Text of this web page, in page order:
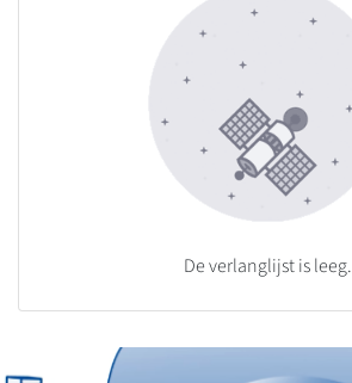
De verlanglijst is leeg.